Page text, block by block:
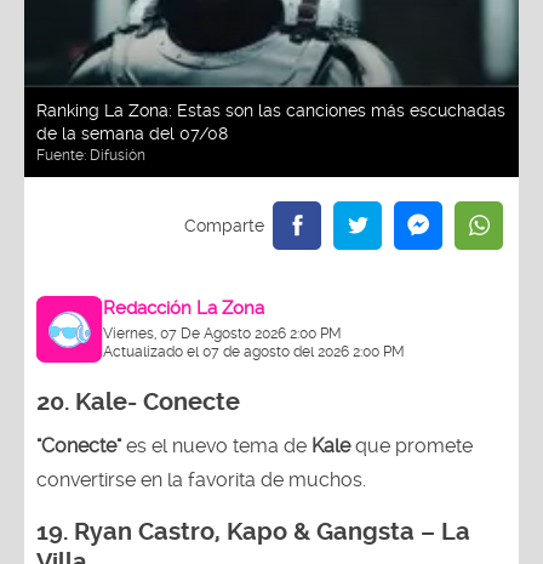
Ranking La Zona: Estas son las canciones más escuchadas
de la semana del 07/08
Fuente: Difusión
Redacción La Zona
Viernes, 07 De Agosto 2026 2:00 PM
Actualizado el 07 de agosto del 2026 2:00 PM
20. Kale- Conecte
"Conecte"es el nuevo tema de Kaleque promete
convertirse en la favorita de muchos.
19. Ryan Castro, Kapo & Gangsta – La